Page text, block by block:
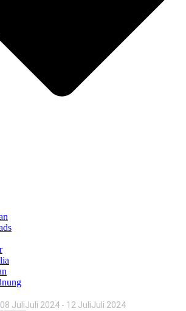
08 JuliJuli 2024 - 12 JuliJuli 2024